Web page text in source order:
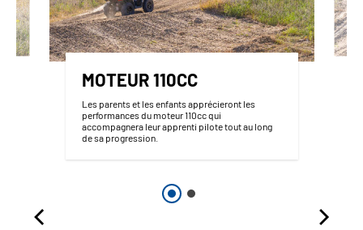
MOTEUR 110CC
Les parents et les enfants apprécieront les
performances du moteur 110cc qui
accompagnera leur apprenti pilote tout au long
de sa progression.